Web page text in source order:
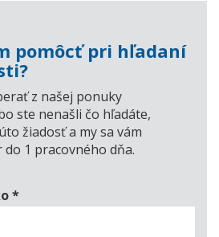
pomôcť pri hľadaní
z našej ponuky
ste nenašli čo hľadáte,
žiadosť a my sa vám
1 pracovného dňa.
*